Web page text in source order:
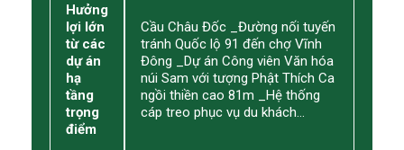
Hưởng
lợi lớn
từ các
dự án
hạ
tầng
trọng
điểm
Cầu Châu Đốc _Đường nối tuyến
tránh Quốc lộ 91 đến chợ Vĩnh
Đông _Dự án Công viên Văn hóa
núi Sam với tượng Phật Thích Ca
ngồi thiền cao 81m _Hệ thống
cáp treo phục vụ du khách…